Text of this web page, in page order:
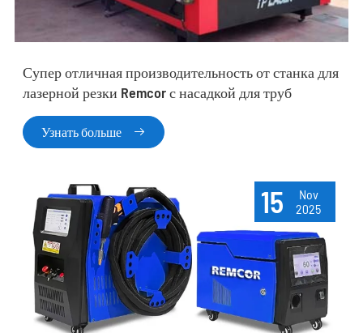
Супер отличная производительность от станка для
лазерной резки Remcor с насадкой для труб
Узнать больше 
15
Nov
2025